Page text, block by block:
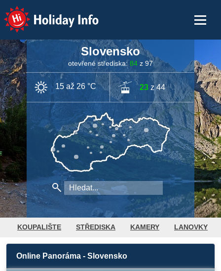
Holiday Info
Slovensko
otevřené střediska:84 z 97
15 až 26 °C 23 z 44
KOUPALIŠTE STŘEDISKA KAMERY LANOVKY
CYKLISTIKA / PĚŠÍ TURISTIKA GOLF POČASÍ
Online Panoráma - Slovensko